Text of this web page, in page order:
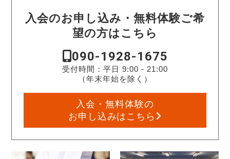
入会のお申し込み・無料体験ご希
望の方はこちら
090-1928-1675
受付時間：平日 9:00 - 21:00
（年末年始を除く）
入会・無料体験の
お申し込みはこちら